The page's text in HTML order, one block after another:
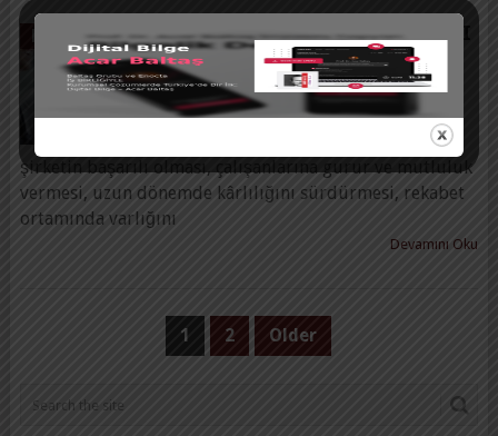
MAKALELER EKIP LIDERININ EL NOTLARI
Prof. Dr. Acar Baltaş | 10 Haziran 2013
Bugün ekip çalışmasının önem
kazandığı iş hayatında, liderliğin
şirketin başarılı olması, çalışanlarına gurur ve mutluluk
vermesi, uzun dönemde kârlılığını sürdürmesi, rekabet
ortamında varlığını
Devamını Oku
1 2 Older